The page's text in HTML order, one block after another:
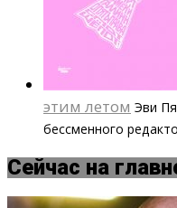
этим летом Эви
бессменного
Сейчас на